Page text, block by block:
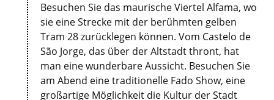
Besuchen Sie das maurische Viertel Alfama, wo
sie eine Strecke mit der berühmten gelben
Tram 28 zurücklegen können. Vom Castelo de
São Jorge, das über der Altstadt thront, hat
man eine wunderbare Aussicht. Besuchen Sie
am Abend eine traditionelle Fado Show, eine
großartige Möglichkeit die Kultur der Stadt